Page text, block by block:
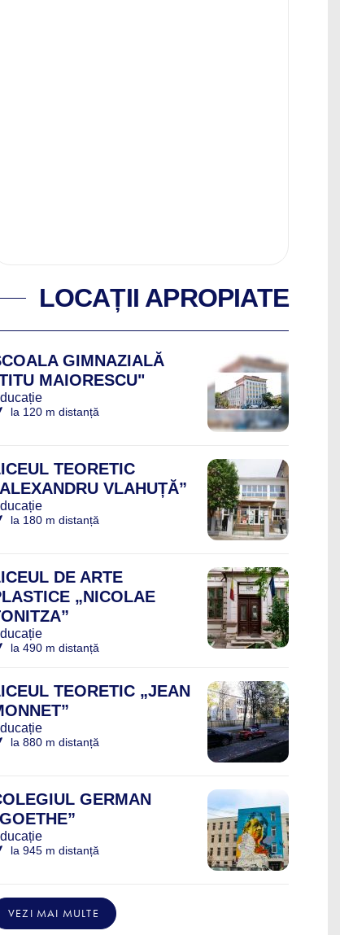
LOCAȚII APROPIATE
GIMNAZIALĂ
MAIORESCU"
la 120 m distanță
TEORETIC
VLAHUȚĂ”
la 180 m distanță
DE ARTE
„NICOLAE
la 490 m distanță
TEORETIC „JEAN
la 880 m distanță
GERMAN
la 945 m distanță
VEZI MAI MULTE